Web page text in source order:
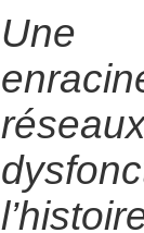
Une